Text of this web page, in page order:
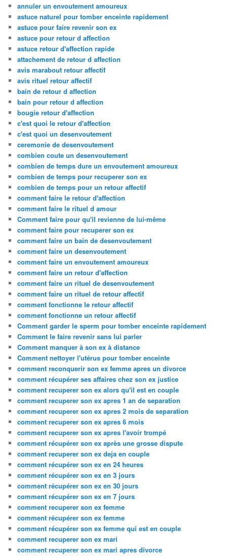
annuler un envoutement amoureux
astuce naturel pour tomber enceinte rapidement
astuce pour faire revenir son ex
astuce pour retour d affection
astuce retour d'affection rapide
attachement de retour d affection
avis marabout retour affectif
avis rituel retour affectif
bain de retour d affection
bain pour retour d affection
bougie retour d'affection
c'est quoi le retour d'affection
c'est quoi un desenvoutement
ceremonie de desenvoutement
combien coute un desenvoutement
combien de temps dure un envoutement amoureux
combien de temps pour recuperer son ex
combien de temps pour un retour affectif
comment faire le retour d'affection
comment faire le rituel d amour
Comment faire pour qu'il revienne de lui-même
comment faire pour recuperer son ex
comment faire un bain de desenvoutement
comment faire un desenvoutement
comment faire un envoutement amoureux
comment faire un retour d'affection
comment faire un rituel de desenvoutement
comment faire un rituel de retour affectif
comment fonctionne le retour affectif
comment fonctionne un retour affectif
Comment garder le sperm pour tomber enceinte rapidement
Comment le faire revenir sans lui parler
Comment manquer à son ex à distance
Comment nettoyer l'utérus pour tomber enceinte
comment reconquerir son ex femme apres un divorce
comment récupérer ses affaires chez son ex justice
comment recuperer son ex alors qu'il est en couple
comment recuperer son ex apres 1 an de separation
comment recuperer son ex apres 2 mois de separation
comment recuperer son ex apres 6 mois
comment recuperer son ex apres l'avoir trompé
comment récupérer son ex après une grosse dispute
comment recuperer son ex deja en couple
comment récupérer son ex en 24 heures
comment récupérer son ex en 3 jours
comment récupérer son ex en 30 jours
comment récupérer son ex en 7 jours
comment recuperer son ex femme
comment récupérer son ex femme
comment récupérer son ex femme qui est en couple
comment recuperer son ex mari
comment recuperer son ex mari apres divorce